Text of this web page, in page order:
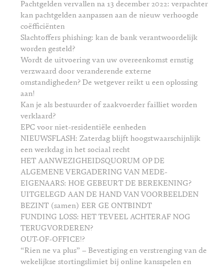
Pachtgelden vervallen na 13 december 2022: verpachter
kan pachtgelden aanpassen aan de nieuw verhoogde
coëfficiënten
Slachtoffers phishing: kan de bank verantwoordelijk
worden gesteld?
Wordt de uitvoering van uw overeenkomst ernstig
verzwaard door veranderende externe
omstandigheden? De wetgever reikt u een oplossing
aan!
Kan je als bestuurder of zaakvoerder failliet worden
verklaard?
EPC voor niet-residentiële eenheden
NIEUWSFLASH: Zaterdag blijft hoogstwaarschijnlijk
een werkdag in het sociaal recht
HET AANWEZIGHEIDSQUORUM OP DE
ALGEMENE VERGADERING VAN MEDE-
EIGENAARS: HOE GEBEURT DE BEREKENING?
UITGELEGD AAN DE HAND VAN VOORBEELDEN
BEZINT (samen) EER GE ONTBINDT
FUNDING LOSS: HET TEVEEL ACHTERAF NOG
TERUGVORDEREN?
OUT-OF-OFFICE!?
“Rien ne va plus” – Bevestiging en verstrenging van de
wekelijkse stortingslimiet bij online kansspelen en